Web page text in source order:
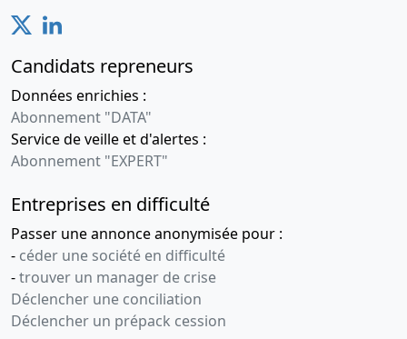
Candidats repreneurs
Données enrichies :
Abonnement "DATA"
Service de veille et d'alertes :
Abonnement "EXPERT"
Entreprises en difficulté
Passer une annonce anonymisée pour :
- céder une société en difficulté
-trouver un manager de crise
Déclencher une conciliation
Déclencher un prépack cession